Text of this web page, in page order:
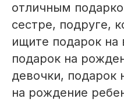
отличным
сестре, подруге,
ищите подарок на
подарок на
девочки, подарок
на рождение